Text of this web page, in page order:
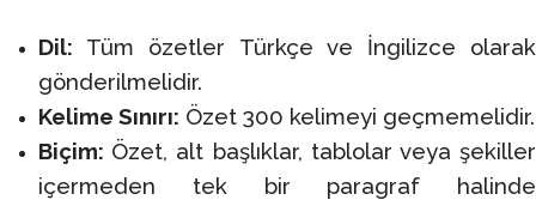
Dil: Tüm özetler Türkçe ve İngilizce olarak
gönderilmelidir.
Kelime Sınırı: Özet 300 kelimeyi geçmemelidir.
Biçim: Özet, alt başlıklar, tablolar veya şekiller
içermeden tek bir paragraf halinde